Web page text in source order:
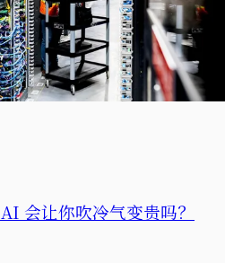
会让你吹冷气变贵吗？